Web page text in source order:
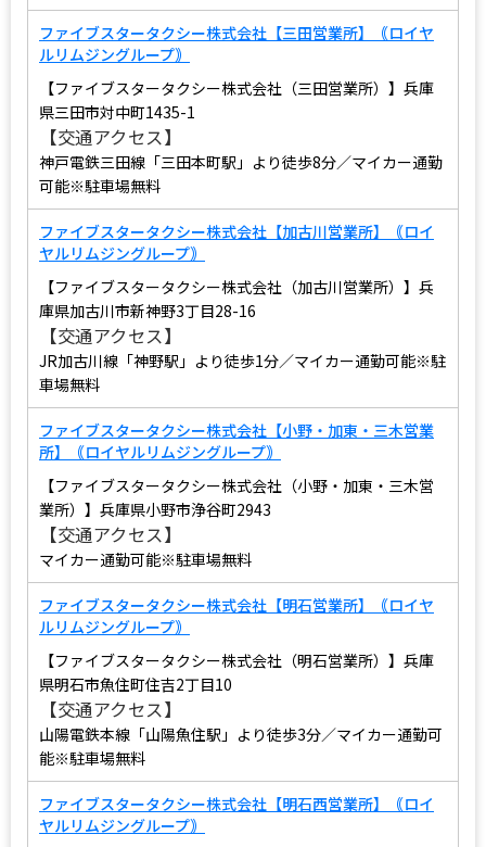
ファイブスタータクシー株式会社【三田営業所】｟ロイヤ
ルリムジングループ｠
【ファイブスタータクシー株式会社（三田営業所）】兵庫
県三田市対中町1435-1
【交通アクセス】
神戸電鉄三田線「三田本町駅」より徒歩8分／マイカー通勤
可能※駐車場無料
ファイブスタータクシー株式会社【加古川営業所】｟ロイ
ヤルリムジングループ｠
【ファイブスタータクシー株式会社（加古川営業所）】兵
庫県加古川市新神野3丁目28-16
【交通アクセス】
JR加古川線「神野駅」より徒歩1分／マイカー通勤可能※駐
車場無料
ファイブスタータクシー株式会社【小野・加東・三木営業
所】｟ロイヤルリムジングループ｠
【ファイブスタータクシー株式会社（小野・加東・三木営
業所）】兵庫県小野市浄谷町2943
【交通アクセス】
マイカー通勤可能※駐車場無料
ファイブスタータクシー株式会社【明石営業所】｟ロイヤ
ルリムジングループ｠
【ファイブスタータクシー株式会社（明石営業所）】兵庫
県明石市魚住町住吉2丁目10
【交通アクセス】
山陽電鉄本線「山陽魚住駅」より徒歩3分／マイカー通勤可
能※駐車場無料
ファイブスタータクシー株式会社【明石西営業所】｟ロイ
ヤルリムジングループ｠